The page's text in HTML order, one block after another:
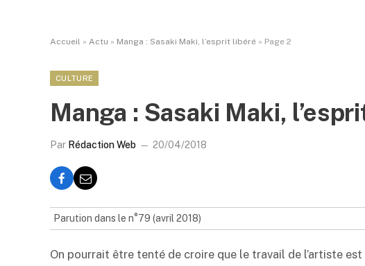
Accueil » Actu » Manga : Sasaki Maki, l’esprit libéré » Page 2
CULTURE
Manga : Sasaki Maki,
Par Rédaction Web 20/04/2018
Parution dans le n°79 (avril 2018)
On pourrait être tenté de croire que le travail de l’artiste